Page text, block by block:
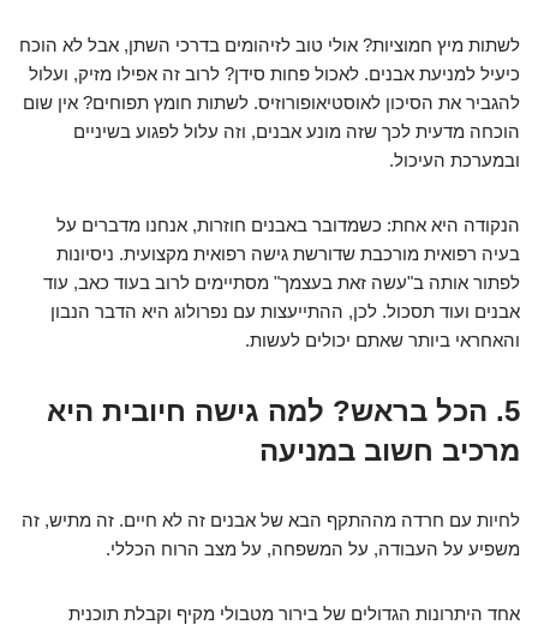
לשתות מיץ חמוציות? אולי טוב לזיהומים בדרכי השתן, אבל לא הוכח
כיעיל למניעת אבנים. לאכול פחות סידן? לרוב זה אפילו מזיק, ועלול
להגביר את הסיכון לאוסטיאופורוזיס. לשתות חומץ תפוחים? אין שום
הוכחה מדעית לכך שזה מונע אבנים, וזה עלול לפגוע בשיניים
ובמערכת העיכול.
הנקודה היא אחת: כשמדובר באבנים חוזרות, אנחנו מדברים על
בעיה רפואית מורכבת שדורשת גישה רפואית מקצועית. ניסיונות
לפתור אותה ב"עשה זאת בעצמך" מסתיימים לרוב בעוד כאב, עוד
אבנים ועוד תסכול. לכן, ההתייעצות עם נפרולוג היא הדבר הנבון
והאחראי ביותר שאתם יכולים לעשות.
5. הכל בראש? למה גישה חיובית היא
מרכיב חשוב במניעה
לחיות עם חרדה מההתקף הבא של אבנים זה לא חיים. זה מתיש, זה
משפיע על העבודה, על המשפחה, על מצב הרוח הכללי.
אחד היתרונות הגדולים של בירור מטבולי מקיף וקבלת תוכנית